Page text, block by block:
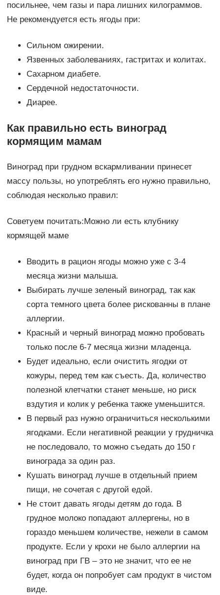
посильнее, чем газы и пара лишних килограммов.
Не рекомендуется есть ягоды при:
Сильном ожирении.
Язвенных заболеваниях, гастритах и колитах.
Сахарном диабете.
Сердечной недостаточности.
Диарее.
Как правильно есть виноград
кормящим мамам
Виноград при грудном вскармливании принесет
массу пользы, но употреблять его нужно правильно,
соблюдая несколько правил:
Советуем почитать:Можно ли есть клубнику
кормящей маме
Вводить в рацион ягоды можно уже с 3-4
месяца жизни малыша.
Выбирать лучше зеленый виноград, так как
сорта темного цвета более рискованны в плане
аллергии.
Красный и черный виноград можно пробовать
только после 6-7 месяца жизни младенца.
Будет идеально, если очистить ягодки от
кожуры, перед тем как съесть. Да, количество
полезной клетчатки станет меньше, но риск
вздутия и колик у ребенка также уменьшится.
В первый раз нужно ограничиться несколькими
ягодками. Если негативной реакции у грудничка
не последовало, то можно съедать до 150 г
винограда за один раз.
Кушать виноград лучше в отдельный прием
пищи, не сочетая с другой едой.
Не стоит давать ягоды детям до года. В
грудное молоко попадают аллергены, но в
гораздо меньшем количестве, нежели в самом
продукте. Если у крохи не было аллергии на
виноград при ГВ – это не значит, что ее не
будет, когда он попробует сам продукт в чистом
виде.